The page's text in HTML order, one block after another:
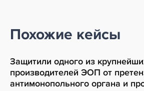
Похожие кейсы
Защитили одного из
производителей ЭОП от
антимонопольного органа и